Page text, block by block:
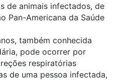
de animais infectados, de
Pan-Americana da Saúde
também conhecida
pode ocorrer por
respiratórias
de uma pessoa infectada,